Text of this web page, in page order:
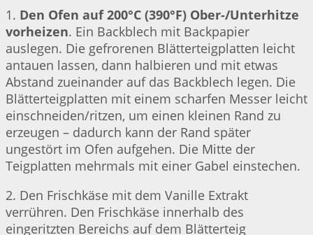
1. Den Ofen auf 200°C (390°F) Ober-/Unterhitze
vorheizen. Ein Backblech mit Backpapier
auslegen. Die gefrorenen Blätterteigplatten leicht
antauen lassen, dann halbieren und mit etwas
Abstand zueinander auf das Backblech legen. Die
Blätterteigplatten mit einem scharfen Messer leicht
einschneiden/ritzen, um einen kleinen Rand zu
erzeugen – dadurch kann der Rand später
ungestört im Ofen aufgehen. Die Mitte der
Teigplatten mehrmals mit einer Gabel einstechen.
2. Den Frischkäse mit dem Vanille Extrakt
verrühren. Den Frischkäse innerhalb des
eingeritzten Bereichs auf dem Blätterteig